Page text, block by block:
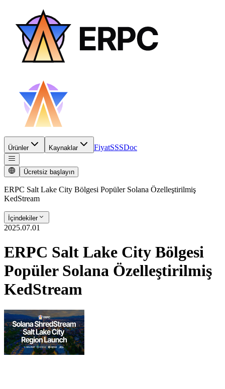
Ürünler Kaynaklar FiyatSSSDoc
Ücretsiz başlayın
ERPC Salt Lake City Bölgesi Popüler Solana Özelleştirilmiş
KedStream
İçindekiler
2025.07.01
ERPC Salt Lake City Bölgesi
Popüler Solana Özelleştirilmiş
KedStream